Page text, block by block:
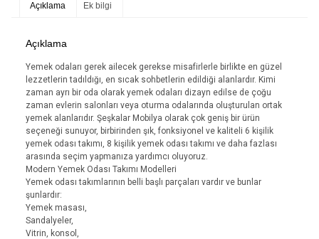
Açıklama Ek bilgi
Açıklama
Yemek odaları gerek ailecek gerekse misafirlerle birlikte en güzel
lezzetlerin tadıldığı, en sıcak sohbetlerin edildiği alanlardır. Kimi
zaman ayrı bir oda olarak yemek odaları dizayn edilse de çoğu
zaman evlerin salonları veya oturma odalarında oluşturulan ortak
yemek alanlarıdır. Şeşkalar Mobilya olarak çok geniş bir ürün
seçeneği sunuyor, birbirinden şık, fonksiyonel ve kaliteli 6 kişilik
yemek odası takımı, 8 kişilik yemek odası takımı ve daha fazlası
arasında seçim yapmanıza yardımcı oluyoruz.
Modern Yemek Odası Takımı Modelleri
Yemek odası takımlarının belli başlı parçaları vardır ve bunlar
şunlardır:
Yemek masası,
Sandalyeler,
Vitrin, konsol,